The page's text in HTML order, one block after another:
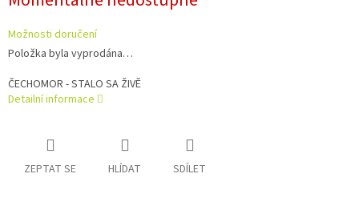
cena:
Možnosti doručení
Položka byla vyprodána…
ČECHOMOR - STALO SA ŽIVĚ
Detailní informace
ZEPTAT SE HLÍDAT SDÍLET